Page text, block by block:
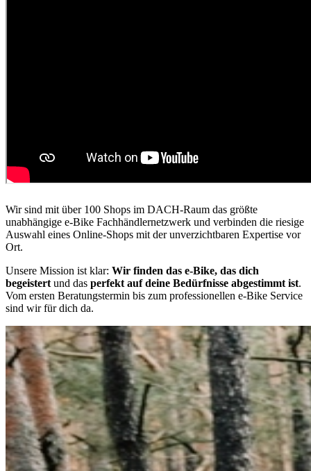
Wir sind mit über 100 Shops im DACH-Raum das größte
unabhängige e-Bike Fachhändlernetzwerk und verbinden die riesige
Auswahl eines Online-Shops mit der unverzichtbaren Expertise vor
Ort.
Unsere Mission ist klar: Wir finden das e-Bike, das dich
begeistertund das perfekt auf deine Bedürfnisse abgestimmt ist.
Vom ersten Beratungstermin bis zum professionellen e-Bike Service
sind wir für dich da.